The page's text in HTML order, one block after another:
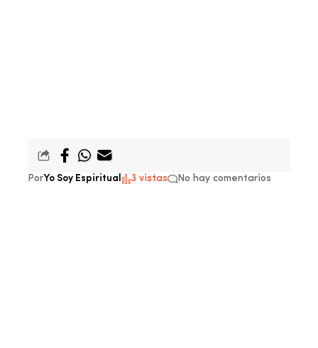
PorYo Soy Espiritual 3 vistas No hay comentarios